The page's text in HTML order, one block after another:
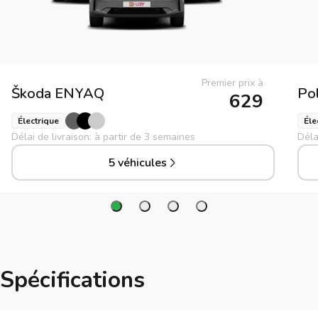
Škoda ENYAQ
Premier prix à
629
Électrique
Délai de livraison: à partir de 3 semaines
5 véhicules
Spécifications